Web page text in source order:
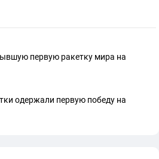
первую ракетку мира на
одержали первую победу на